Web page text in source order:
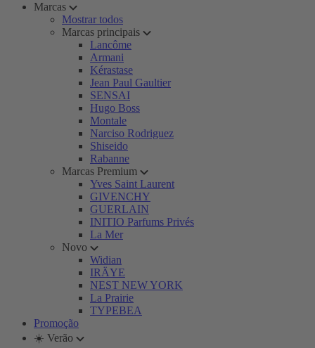
Marcas
Mostrar todos
Marcas principais
Lancôme
Armani
Kérastase
Jean Paul Gaultier
SENSAI
Hugo Boss
Montale
Narciso Rodriguez
Shiseido
Rabanne
Marcas Premium
Yves Saint Laurent
GIVENCHY
GUERLAIN
INITIO Parfums Privés
La Mer
Novo
Widian
IRÄYE
NEST NEW YORK
La Prairie
TYPEBEA
Promoção
☀️ Verão